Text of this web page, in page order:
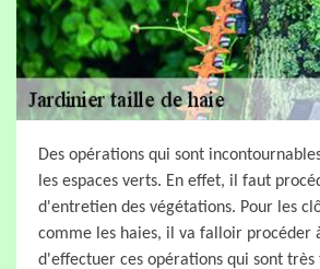
Des opérations qui sont
les espaces verts. En effet, il faut
d'entretien des végétations. Pour les
comme les haies, il va falloir procéder
d'effectuer ces opérations qui sont très